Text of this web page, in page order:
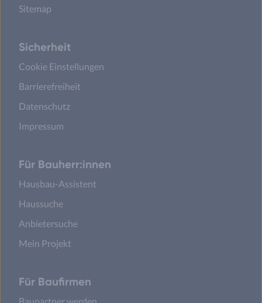
Sitemap
Sicherheit
Cookie Einstellungen
Barrierefreiheit
Datenschutz
Impressum
Für Bauherr:innen
Hausbau-Assistent
Haussuche
Anbietersuche
Mein Projekt
Für Baufirmen
Baupartner werden